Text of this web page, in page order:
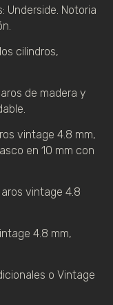
Underside. Notoria
cilindros,
de madera y
vintage 4.8 mm,
en 10 mm con
vintage 4.8
4.8 mm,
o Vintage